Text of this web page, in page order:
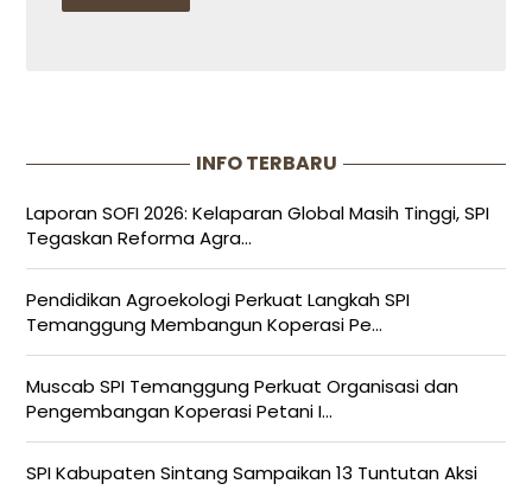
INFO TERBARU
Laporan SOFI 2026: Kelaparan Global Masih Tinggi, SPI
Tegaskan Reforma Agra...
Pendidikan Agroekologi Perkuat Langkah SPI
Temanggung Membangun Koperasi Pe...
Muscab SPI Temanggung Perkuat Organisasi dan
Pengembangan Koperasi Petani I...
SPI Kabupaten Sintang Sampaikan 13 Tuntutan Aksi